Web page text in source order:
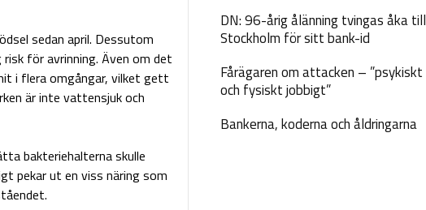
sedan april. Dessutom
för avrinning. Även om det
i flera omgångar, vilket gett
är inte vattensjuk och
bakteriehalterna skulle
pekar ut en viss näring som
DN: 96-årig ålänning tvingas åka till
Stockholm för sitt bank-id
Fårägaren om attacken – ”psykiskt
och fysiskt jobbigt”
Bankerna, koderna och åldringarna